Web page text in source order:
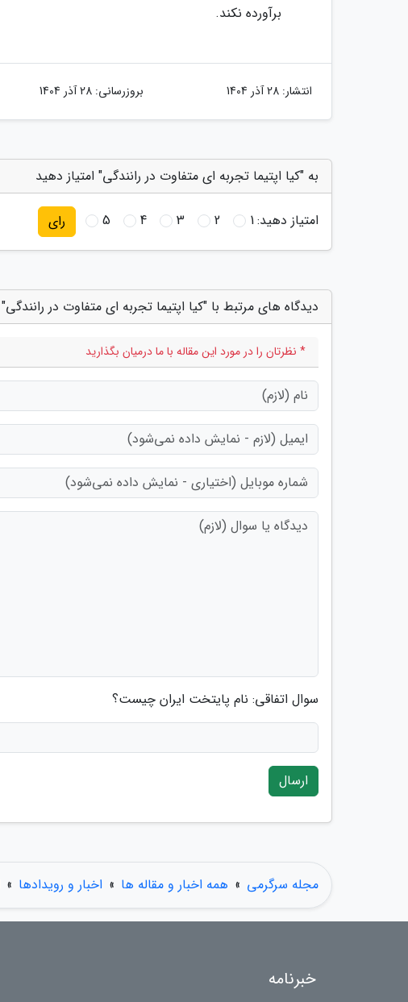
برآورده نکند.
انتشار: 28 آذر 1404 بروزرسانی: 28 آذر 1404
به "کیا اپتیما تجربه ای متفاوت در رانندگی" امتیاز دهید
امتیاز دهید:1
2
3
4
5 رای
دیدگاه های مرتبط با "کیا اپتیما تجربه ای متفاوت در رانندگی"
* نظرتان را در مورد این مقاله با ما درمیان بگذارید
سوال اتفاقی: نام پایتخت ایران چیست؟
ارسال
مجله سرگرمی » همه اخبار و مقاله ها » اخبار و رویدادها »
خبرنامه